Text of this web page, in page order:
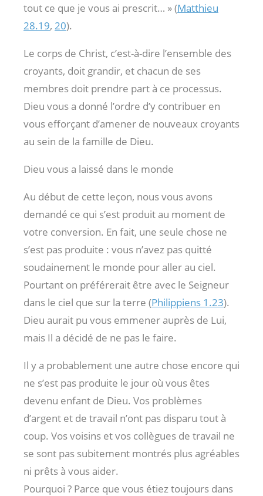
tout ce que je vous ai prescrit… » (Matthieu
28.19, 20).
Le corps de Christ, c’est-à-dire l’ensemble des
croyants, doit grandir, et chacun de ses
membres doit prendre part à ce processus.
Dieu vous a donné l’ordre d’y contribuer en
vous efforçant d’amener de nouveaux croyants
au sein de la famille de Dieu.
Dieu vous a laissé dans le monde
Au début de cette leçon, nous vous avons
demandé ce qui s’est produit au moment de
votre conversion. En fait, une seule chose ne
s’est pas produite : vous n’avez pas quitté
soudainement le monde pour aller au ciel.
Pourtant on préférerait être avec le Seigneur
dans le ciel que sur la terre (Philippiens 1.23).
Dieu aurait pu vous emmener auprès de Lui,
mais Il a décidé de ne pas le faire.
Il y a probablement une autre chose encore qui
ne s’est pas produite le jour où vous êtes
devenu enfant de Dieu. Vos problèmes
d’argent et de travail n’ont pas disparu tout à
coup. Vos voisins et vos collègues de travail ne
se sont pas subitement montrés plus agréables
ni prêts à vous aider.
Pourquoi ? Parce que vous étiez toujours dans